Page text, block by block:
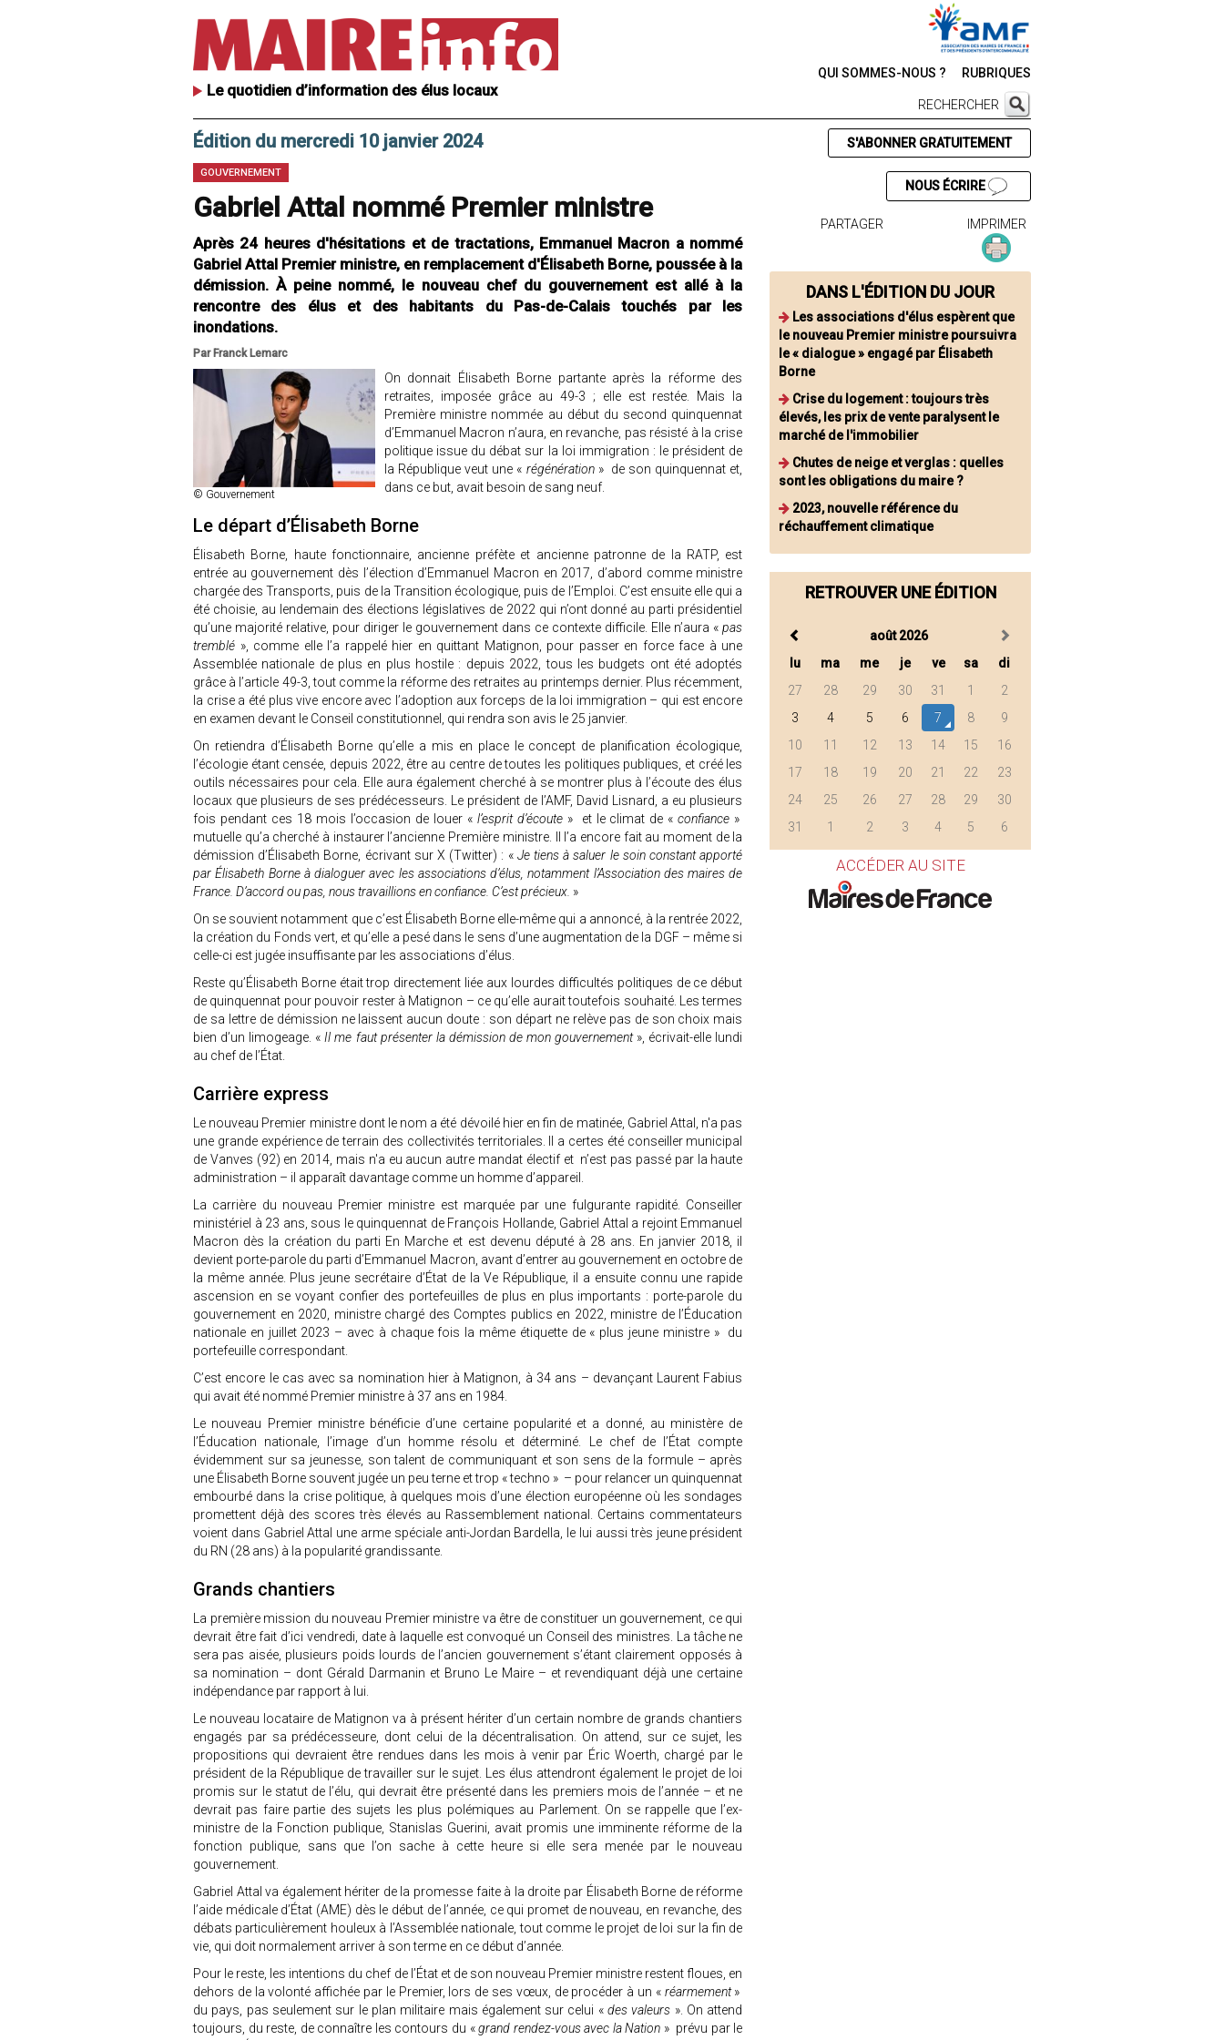
Le quotidien d’information des élus locaux
QUI SOMMES-NOUS ? RUBRIQUES
RECHERCHER
Édition du mercredi 10 janvier 2024
GOUVERNEMENT
Gabriel Attal nommé Premier ministre
Après 24 heures d'hésitations et de tractations, Emmanuel Macron a nommé
Gabriel Attal Premier ministre, en remplacement d'Élisabeth Borne, poussée à la
démission. À peine nommé, le nouveau chef du gouvernement est allé à la
rencontre des élus et des habitants du Pas-de-Calais touchés par les
inondations.
Par Franck Lemarc
© Gouvernement
On donnait Élisabeth Borne partante après la réforme des
retraites, imposée grâce au 49-3 ; elle est restée. Mais la
Première ministre nommée au début du second quinquennat
d’Emmanuel Macron n’aura, en revanche, pas résisté à la crise
politique issue du débat sur la loi immigration : le président de
la République veut une « régénération » de son quinquennat et,
dans ce but, avait besoin de sang neuf.
Le départ d’Élisabeth Borne
Élisabeth Borne, haute fonctionnaire, ancienne préfète et ancienne patronne de la RATP, est
entrée au gouvernement dès l’élection d’Emmanuel Macron en 2017, d’abord comme ministre
chargée des Transports, puis de la Transition écologique, puis de l’Emploi. C’est ensuite elle qui a
été choisie, au lendemain des élections législatives de 2022 qui n’ont donné au parti présidentiel
qu’une majorité relative, pour diriger le gouvernement dans ce contexte difficile. Elle n’aura «pas
tremblé », comme elle l’a rappelé hier en quittant Matignon, pour passer en force face à une
Assemblée nationale de plus en plus hostile : depuis 2022, tous les budgets ont été adoptés
grâce à l’article 49-3, tout comme la réforme des retraites au printemps dernier. Plus récemment,
la crise a été plus vive encore avec l’adoption aux forceps de la loi immigration – qui est encore
en examen devant le Conseil constitutionnel, qui rendra son avis le 25 janvier.
On retiendra d’Élisabeth Borne qu’elle a mis en place le concept de planification écologique,
l’écologie étant censée, depuis 2022, être au centre de toutes les politiques publiques, et créé les
outils nécessaires pour cela. Elle aura également cherché à se montrer plus à l’écoute des élus
locaux que plusieurs de ses prédécesseurs. Le président de l’AMF, David Lisnard, a eu plusieurs
fois pendant ces 18 mois l’occasion de louer «l’esprit d’écoute » et le climat de «confiance »
mutuelle qu’a cherché à instaurer l’ancienne Première ministre. Il l’a encore fait au moment de la
démission d’Élisabeth Borne, écrivant sur X (Twitter) : « Je tiens à saluer le soin constant apporté
par Élisabeth Borne à dialoguer avec les associations d’élus, notamment l’Association des maires de
France. D’accord ou pas, nous travaillions en confiance. C’est précieux. »
On se souvient notamment que c’est Élisabeth Borne elle-même qui a annoncé, à la rentrée 2022,
la création du Fonds vert, et qu’elle a pesé dans le sens d’une augmentation de la DGF – même si
celle-ci est jugée insuffisante par les associations d’élus.
Reste qu’Élisabeth Borne était trop directement liée aux lourdes difficultés politiques de ce début
de quinquennat pour pouvoir rester à Matignon – ce qu’elle aurait toutefois souhaité. Les termes
de sa lettre de démission ne laissent aucun doute : son départ ne relève pas de son choix mais
bien d’un limogeage. « Il me faut présenter la démission de mon gouvernement», écrivait-elle lundi
au chef de l’État.
Carrière express
Le nouveau Premier ministre dont le nom a été dévoilé hier en fin de matinée, Gabriel Attal, n'a pas
une grande expérience de terrain des collectivités territoriales. Il a certes été conseiller municipal
de Vanves (92) en 2014, mais n'a eu aucun autre mandat électif et n’est pas passé par la haute
administration – il apparaît davantage comme un homme d’appareil.
La carrière du nouveau Premier ministre est marquée par une fulgurante rapidité. Conseiller
ministériel à 23 ans, sous le quinquennat de François Hollande, Gabriel Attal a rejoint Emmanuel
Macron dès la création du parti En Marche et est devenu député à 28 ans. En janvier 2018, il
devient porte-parole du parti d’Emmanuel Macron, avant d’entrer au gouvernement en octobre de
la même année. Plus jeune secrétaire d’État de la Ve République, il a ensuite connu une rapide
ascension en se voyant confier des portefeuilles de plus en plus importants : porte-parole du
gouvernement en 2020, ministre chargé des Comptes publics en 2022, ministre de l’Éducation
nationale en juillet 2023 – avec à chaque fois la même étiquette de « plus jeune ministre » du
portefeuille correspondant.
C’est encore le cas avec sa nomination hier à Matignon, à 34 ans – devançant Laurent Fabius
qui avait été nommé Premier ministre à 37 ans en 1984.
Le nouveau Premier ministre bénéficie d’une certaine popularité et a donné, au ministère de
l’Éducation nationale, l’image d’un homme résolu et déterminé. Le chef de l’État compte
évidemment sur sa jeunesse, son talent de communiquant et son sens de la formule – après
une Élisabeth Borne souvent jugée un peu terne et trop « techno » – pour relancer un quinquennat
embourbé dans la crise politique, à quelques mois d’une élection européenne où les sondages
promettent déjà des scores très élevés au Rassemblement national. Certains commentateurs
voient dans Gabriel Attal une arme spéciale anti-Jordan Bardella, le lui aussi très jeune président
du RN (28 ans) à la popularité grandissante.
Grands chantiers
La première mission du nouveau Premier ministre va être de constituer un gouvernement, ce qui
devrait être fait d’ici vendredi, date à laquelle est convoqué un Conseil des ministres. La tâche ne
sera pas aisée, plusieurs poids lourds de l’ancien gouvernement s’étant clairement opposés à
sa nomination – dont Gérald Darmanin et Bruno Le Maire – et revendiquant déjà une certaine
indépendance par rapport à lui.
Le nouveau locataire de Matignon va à présent hériter d’un certain nombre de grands chantiers
engagés par sa prédécesseure, dont celui de la décentralisation. On attend, sur ce sujet, les
propositions qui devraient être rendues dans les mois à venir par Éric Woerth, chargé par le
président de la République de travailler sur le sujet. Les élus attendront également le projet de loi
promis sur le statut de l’élu, qui devrait être présenté dans les premiers mois de l’année – et ne
devrait pas faire partie des sujets les plus polémiques au Parlement. On se rappelle que l’ex-
ministre de la Fonction publique, Stanislas Guerini, avait promis une imminente réforme de la
fonction publique, sans que l’on sache à cette heure si elle sera menée par le nouveau
gouvernement.
Gabriel Attal va également hériter de la promesse faite à la droite par Élisabeth Borne de réforme
l’aide médicale d’État (AME) dès le début de l’année, ce qui promet de nouveau, en revanche, des
débats particulièrement houleux à l’Assemblée nationale, tout comme le projet de loi sur la fin de
vie, qui doit normalement arriver à son terme en ce début d’année.
Pour le reste, les intentions du chef de l’État et de son nouveau Premier ministre restent floues, en
dehors de la volonté affichée par le Premier, lors de ses vœux, de procéder à un « réarmement»
du pays, pas seulement sur le plan militaire mais également sur celui «des valeurs ». On attend
toujours, du reste, de connaître les contours du «grand rendez-vous avec la Nation » prévu par le
S'ABONNER GRATUITEMENT
NOUS ÉCRIRE
PARTAGER IMPRIMER
DANS L'ÉDITION DU JOUR
Les associations d'élus espèrent que
le nouveau Premier ministre poursuivra
le « dialogue » engagé par Élisabeth
Borne
Crise du logement : toujours très
élevés, les prix de vente paralysent le
marché de l'immobilier
Chutes de neige et verglas : quelles
sont les obligations du maire ?
2023, nouvelle référence du
réchauffement climatique
RETROUVER UNE ÉDITION
août 2026
lu
ma me je ve sa
di
27
28 29 30 31 1
2
3
4 5 6 7 8
9
10
11 12 13 14 15
16
17
18 19 20 21 22
23
24
25 26 27 28 29
30
31
1 2 3 4 5 6
ACCÉDER AU SITE